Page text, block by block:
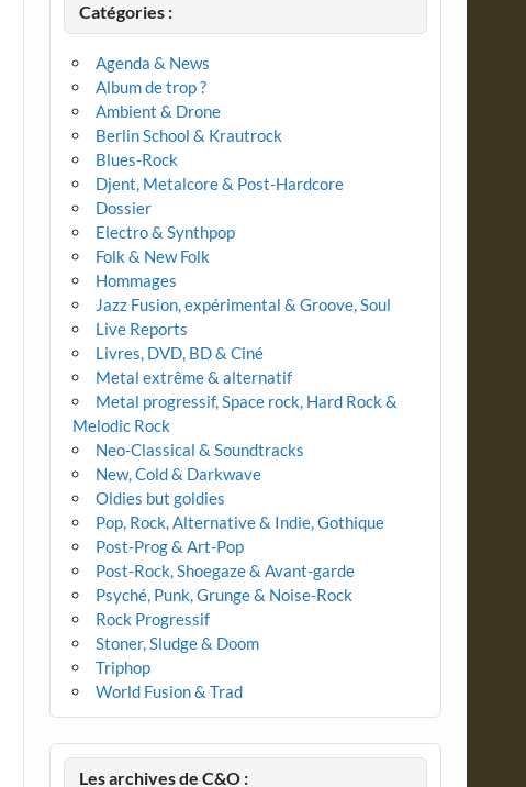
Catégories :
Agenda & News
Album de trop ?
Ambient & Drone
Berlin School & Krautrock
Blues-Rock
Djent, Metalcore & Post-Hardcore
Dossier
Electro & Synthpop
Folk & New Folk
Hommages
Jazz Fusion, expérimental & Groove, Soul
Live Reports
Livres, DVD, BD & Ciné
Metal extrême & alternatif
Metal progressif, Space rock, Hard Rock &
Melodic Rock
Neo-Classical & Soundtracks
New, Cold & Darkwave
Oldies but goldies
Pop, Rock, Alternative & Indie, Gothique
Post-Prog & Art-Pop
Post-Rock, Shoegaze & Avant-garde
Psyché, Punk, Grunge & Noise-Rock
Rock Progressif
Stoner, Sludge & Doom
Triphop
World Fusion & Trad
Les archives de C&O :